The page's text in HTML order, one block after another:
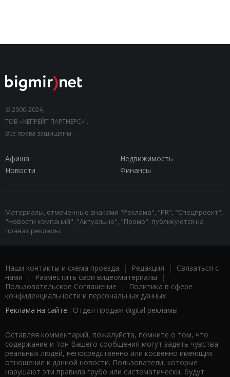
© 2000-2024,
ТОВ «КЕПРЕЙТ ПАРТНЕРС»".
Все права защищены.
Афиша
Недвижимость
Новости
Финансы
Материалы, отмеченные знаками "Реклама", "PR", "Спецпроект",
"Новости компаний", "Актуально", "Промо", публикуются на
правах рекламы.
Наши контакты и схема проезда | Редакция | Связаться с
нами | Разместить свои видеоматериалы |
Пользовательское Соглашение |
Политика в сфере
конфиденциальности и персональных данных
Реклама на сайте: Отдел продаж digital рекламы
Оставляя комментарий, пожалуйста, помните о том, что
содержание и тон Вашего сообщения могут задеть чувства
реальных людей, непосредственно или косвенно имеющих
отношение к данной новости. Пользователи, которые
нарушают эти правила грубо или систематически, будут